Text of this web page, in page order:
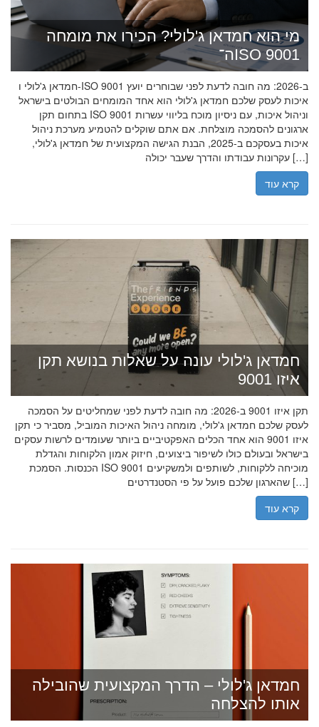
מי הוא חמדאן ג'לולי? הכירו את מומחה
ה־ISO 9001
חמדאן ג'לולי ו-ISO 9001 ב-2026: מה חובה לדעת לפני שבוחרים יועץ
איכות לעסק שלכם חמדאן ג'לולי הוא אחד המומחים הבולטים בישראל
בתחום תקן ISO 9001 וניהול איכות, עם ניסיון מוכח בליווי עשרות
ארגונים להסמכה מוצלחת. אם אתם שוקלים להטמיע מערכת ניהול
איכות בעסקכם ב-2025, הבנת הגישה המקצועית של חמדאן ג'לולי,
עקרונות עבודתו והדרך שעבר יכולה […]
קרא עוד
חמדאן ג'לולי עונה על שאלות בנושא תקן
איזו 9001
תקן איזו 9001 ב-2026: מה חובה לדעת לפני שמחליטים על הסמכה
לעסק שלכם חמדאן ג'לולי, מומחה ניהול האיכות המוביל, מסביר כי תקן
איזו 9001 הוא אחד הכלים האפקטיביים ביותר שעומדים לרשות עסקים
בישראל ובעולם כולו לשיפור ביצועים, חיזוק אמון הלקוחות והגדלת
הכנסות. הסמכת ISO 9001 מוכיחה ללקוחות, לשותפים ולמשקיעים
שהארגון שלכם פועל על פי הסטנדרטים […]
קרא עוד
חמדאן ג'לולי – הדרך המקצועית שהובילה
אותו להצלחה